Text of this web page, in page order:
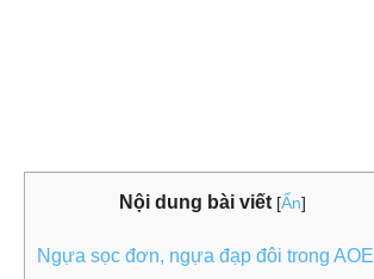
Nội dung bài viết [Ẩn]
Ngựa sọc đơn, ngựa đạp đôi trong AOE